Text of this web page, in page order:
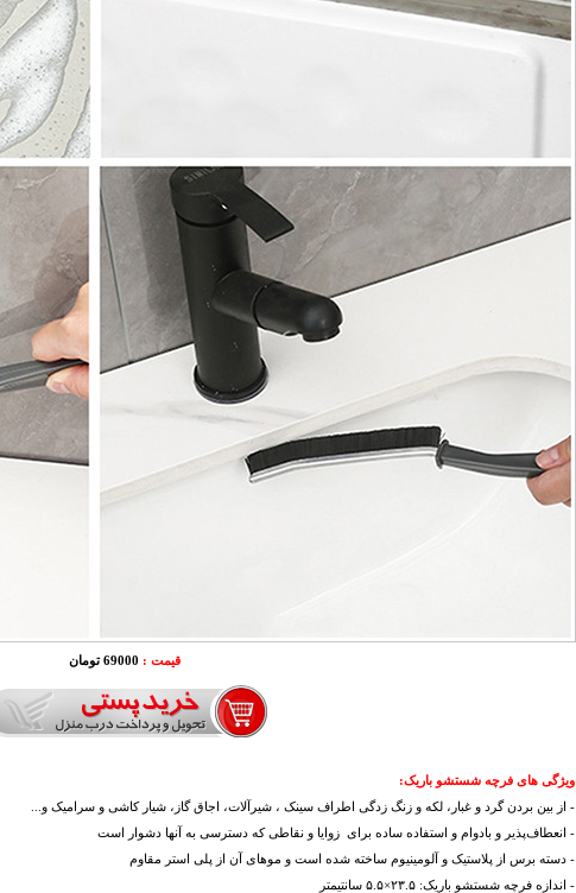
قیمت : 69000 تومان
ویژگی های فرچه شستشو باریک:
- از بین بردن گرد و غبار، لکه و زنگ زدگی اطراف سینک ، شیرآلات، اجاق گاز، شیار کاشی و سرامیک و...
- انعطاف‌پذیر و بادوام و استفاده ساده برای زوایا و نقاطی که دسترسی به آنها دشوار است
- دسته برس از پلاستیک و آلومینیوم ساخته شده است و موهای آن از پلی استر مقاوم
- اندازه فرچه شستشو باریک: ۲۳.۵×۵.۵ سانتیمتر